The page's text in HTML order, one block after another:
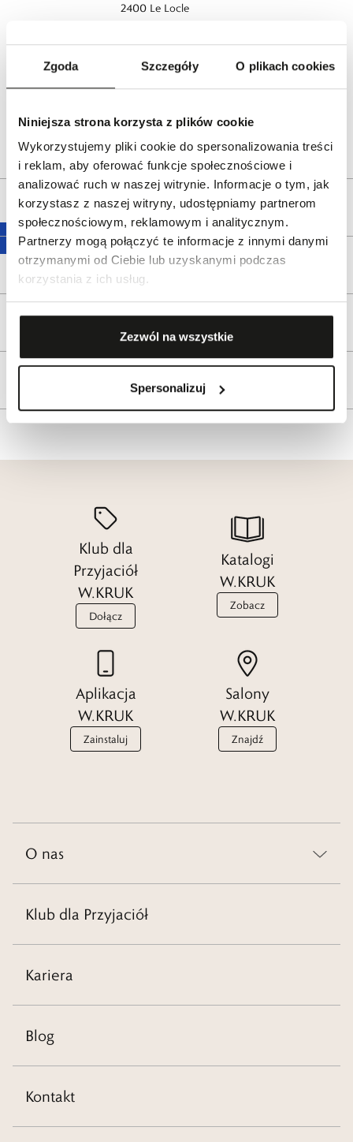
Zgoda Szczegóły O plikach cookies
Niniejsza strona korzysta z plików cookie
Wykorzystujemy pliki cookie do spersonalizowania treści
i reklam, aby oferować funkcje społecznościowe i
analizować ruch w naszej witrynie. Informacje o tym, jak
korzystasz z naszej witryny, udostępniamy partnerom
społecznościowym, reklamowym i analitycznym.
Partnerzy mogą połączyć te informacje z innymi danymi
otrzymanymi od Ciebie lub uzyskanymi podczas
korzystania z ich usług.
Zezwól na wszystkie
Spersonalizuj
2400 Le Locle
www.tissotwatches.com
e-mail:gspr@wkruk.pl
Bezpieczeństwo:
Informacje o bezpieczeństwie
Opis produktu
Wysyłka
Reklamacje i zwroty
Klub dla
Przyjaciół
W.KRUK
Dołącz
Katalogi
W.KRUK
Zobacz
Aplikacja
W.KRUK
Zainstaluj
Salony
W.KRUK
Znajdź
O nas
Klub dla Przyjaciół
Kariera
Blog
Kontakt